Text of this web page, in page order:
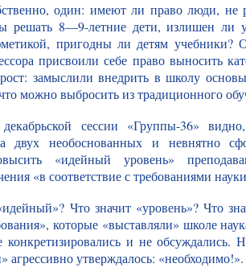
один: имеют ли право люди, не
решать 8—9-летние дети, излишен ли
пригодны ли детям
присвоили себе право выносить
замыслили внедрить в школу
можно выбросить из традиционного
сессии «Группы-36»
двух необоснованных и невнятно
«идейный уровень»
«в соответствие с требованиями
Что значит «уровень»? Что
которые «выставляли» школе
и не обсуждались.
агрессивно утверждалось: «необходимо!».